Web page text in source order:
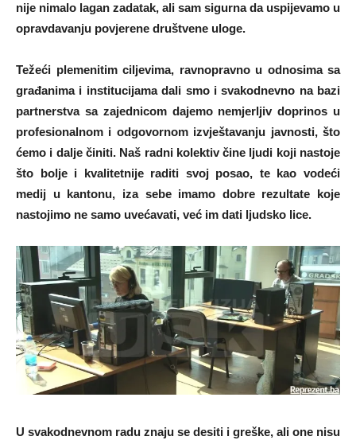
nije nimalo lagan zadatak, ali sam sigurna da uspijevamo u
opravdavanju povjerene društvene uloge.
Težeći plemenitim ciljevima, ravnopravno u odnosima sa
građanima i institucijama dali smo i svakodnevno na bazi
partnerstva sa zajednicom dajemo nemjerljiv doprinos u
profesionalnom i odgovornom izvještavanju javnosti, što
ćemo i dalje činiti. Naš radni kolektiv čine ljudi koji nastoje
što bolje i kvalitetnije raditi svoj posao, te kao vodeći
medij u kantonu, iza sebe imamo dobre rezultate koje
nastojimo ne samo uvećavati, već im dati ljudsko lice.
U svakodnevnom radu znaju se desiti i greške, ali one nisu